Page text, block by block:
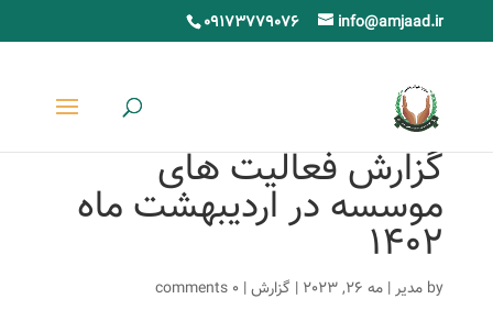
09173779076 info@amjaad.ir
گزارش فعالیت های
موسسه در اردیبهشت ماه
۱۴۰۲
by مدیر| مه 26, 2023 | گزارش|
0 comments